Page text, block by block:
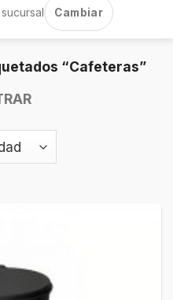
Cambiar
“Cafeteras”